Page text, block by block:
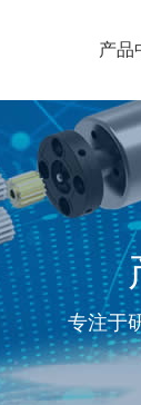
产品
专注于